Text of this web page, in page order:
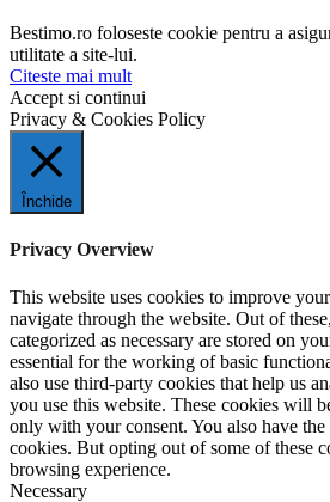
Bestimo.ro foloseste cookie pentru a
utilitate a site-lui.
Citeste mai mult
Accept si continui
Privacy & Cookies Policy
Închide
Privacy Overview
This website uses cookies to improve
navigate through the website. Out of
categorized as necessary are stored on
essential for the working of basic
also use third-party cookies that help us
you use this website. These cookies will
only with your consent. You also have
cookies. But opting out of some of these
browsing experience.
Necessary